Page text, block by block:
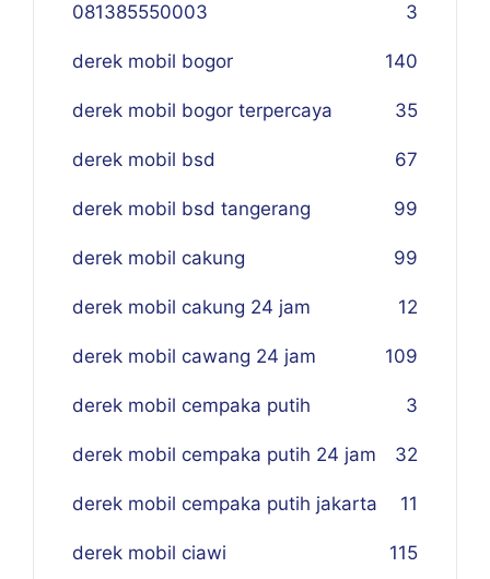
081385550003 3
derek mobil bogor 140
derek mobil bogor terpercaya 35
derek mobil bsd 67
derek mobil bsd tangerang 99
derek mobil cakung 99
derek mobil cakung 24 jam 12
derek mobil cawang 24 jam 109
derek mobil cempaka putih 3
derek mobil cempaka putih 24 jam 32
derek mobil cempaka putih jakarta 11
derek mobil ciawi 115